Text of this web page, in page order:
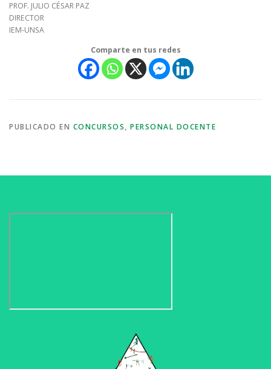
PROF. JULIO CÉSAR PAZ
DIRECTOR
IEM-UNSA
Comparte en tus redes
PUBLICADO EN CONCURSOS, PERSONAL DOCENTE